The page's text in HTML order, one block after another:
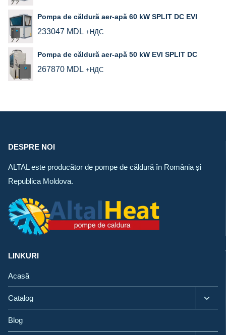
Pompa de căldură aer‑apă 60 kW SPLIT DC EVI
233047 MDL +НДС
Pompa de căldură aer‑apă 50 kW EVI SPLIT DC
267870 MDL +НДС
DESPRE NOI
ALTAL este producător de pompe de căldură în România și
Republica Moldova.
LINKURI
Acasă
Catalog
child
Blog